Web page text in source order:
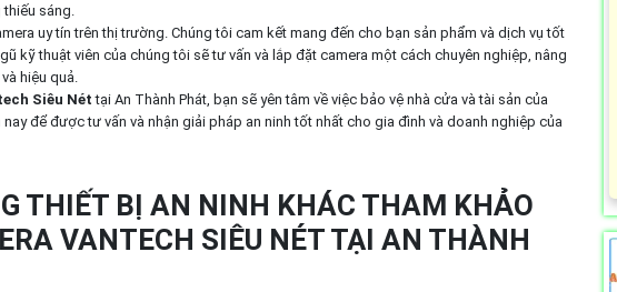
sáng.
uy tín trên thị trường. Chúng tôi cam kết mang đến cho bạn sản phẩm và dịch vụ tốt
kỹ thuật viên của chúng tôi sẽ tư vấn và lắp đặt camera một cách chuyên nghiệp, nâng
hiệu quả.
Siêu Nét tại An Thành Phát, bạn sẽ yên tâm về việc bảo vệ nhà cửa và tài sản của
để được tư vấn và nhận giải pháp an ninh tốt nhất cho gia đình và doanh nghiệp của
THIẾT BỊ AN NINH KHÁC THAM KHẢO
VANTECH SIÊU NÉT TẠI AN THÀNH